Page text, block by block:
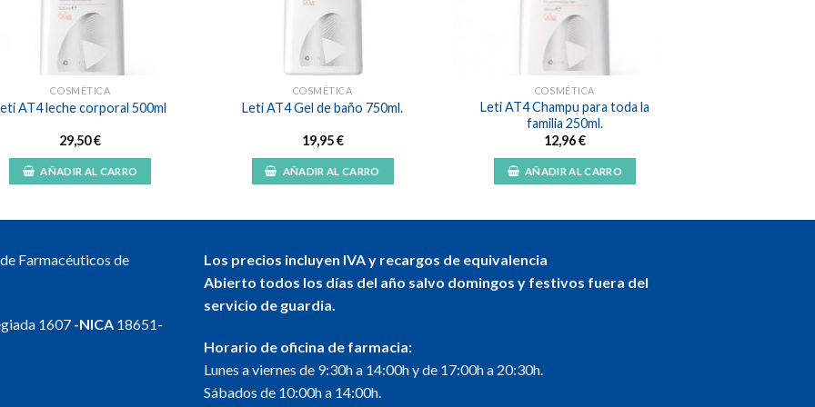
COSMÉTICA
AT4 leche corporal 500ml
29,50€
AÑADIR AL CARRO
COSMÉTICA
Leti AT4 Gel de baño 750ml.
19,95€
AÑADIR AL CARRO
COSMÉTICA
Leti AT4 Champu para toda la
familia 250ml.
12,96€
AÑADIR AL CARRO
Farmacéuticos de
1607 -NICA 18651-
Los precios incluyen IVA y recargos de equivalencia
Abierto todos los días del año salvo domingos y festivos fuera del
servicio de guardia.
Horario de oficina de farmacia:
Lunes a viernes de 9:30h a 14:00h y de 17:00h a 20:30h.
Sábados de 10:00h a 14:00h.